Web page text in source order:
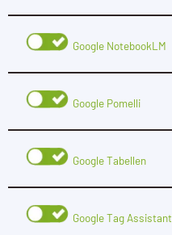
Google NotebookLM
Google Pomelli
Google Tabellen
Google Tag Assistant